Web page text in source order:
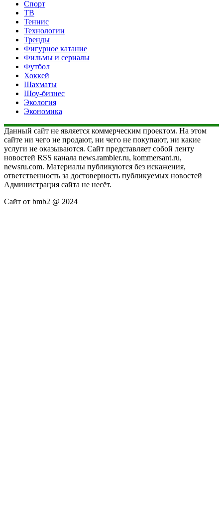
Спорт
ТВ
Теннис
Технологии
Тренды
Фигурное катание
Фильмы и сериалы
Футбол
Хоккей
Шахматы
Шоу-бизнес
Экология
Экономика
Данный сайт не является коммерческим проектом. На этом
сайте ни чего не продают, ни чего не покупают, ни какие
услуги не оказываются. Сайт представляет собой ленту
новостей RSS канала news.rambler.ru, kommersant.ru,
newsru.com. Материалы публикуются без искажения,
ответственность за достоверность публикуемых новостей
Администрация сайта не несёт.
Сайт от bmb2 @ 2024